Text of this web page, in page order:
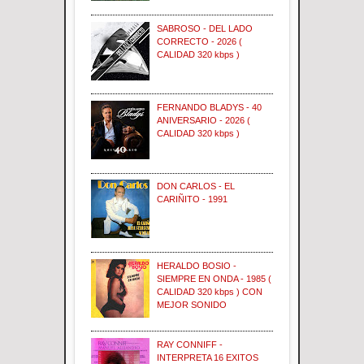
SABROSO - DEL LADO
CORRECTO - 2026 (
CALIDAD 320 kbps )
FERNANDO BLADYS - 40
ANIVERSARIO - 2026 (
CALIDAD 320 kbps )
DON CARLOS - EL
CARIÑITO - 1991
HERALDO BOSIO -
SIEMPRE EN ONDA - 1985 (
CALIDAD 320 kbps ) CON
MEJOR SONIDO
RAY CONNIFF -
INTERPRETA 16 EXITOS